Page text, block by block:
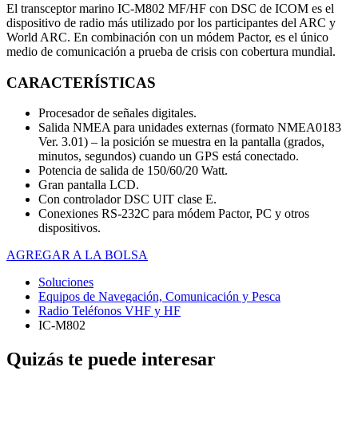
El transceptor marino IC-M802 MF/HF con DSC de ICOM es el
dispositivo de radio más utilizado por los participantes del ARC y
World ARC. En combinación con un módem Pactor, es el único
medio de comunicación a prueba de crisis con cobertura mundial.
CARACTERÍSTICAS
Procesador de señales digitales.
Salida NMEA para unidades externas (formato NMEA0183
Ver. 3.01) – la posición se muestra en la pantalla (grados,
minutos, segundos) cuando un GPS está conectado.
Potencia de salida de 150/60/20 Watt.
Gran pantalla LCD.
Con controlador DSC UIT clase E.
Conexiones RS-232C para módem Pactor, PC y otros
dispositivos.
AGREGAR A LA BOLSA
Soluciones
Equipos de Navegación, Comunicación y Pesca
Radio Teléfonos VHF y HF
IC-M802
Quizás te puede interesar